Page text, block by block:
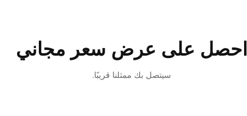
احصل على عرض سعر مجاني
سيتصل بك ممثلنا قريبًا.